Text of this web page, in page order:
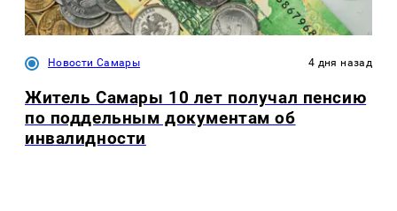
Новости Самары 4 дня назад
Житель Самары 10 лет получал пенсию
по поддельным документам об
инвалидности